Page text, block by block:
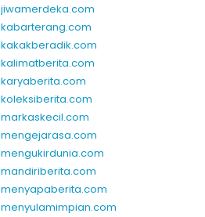
jiwamerdeka.com
kabarterang.com
kakakberadik.com
kalimatberita.com
karyaberita.com
koleksiberita.com
markaskecil.com
mengejarasa.com
mengukirdunia.com
mandiriberita.com
menyapaberita.com
menyulamimpian.com